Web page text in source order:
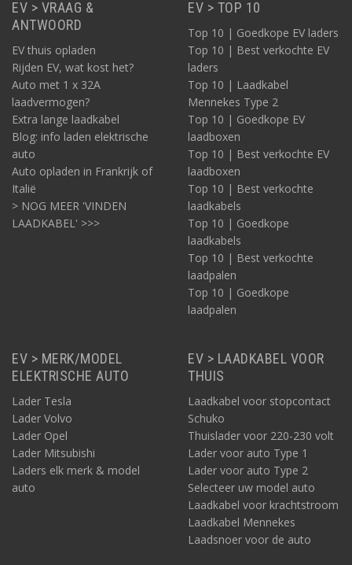
EV > VRAAG &
ANTWOORD
EV thuis opladen
Rijden EV, wat kost het?
Auto met 1 x 32A
laadvermogen?
Extra lange laadkabel
Blog: info laden elektrische
auto
Auto opladen in Frankrijk of
Italië
> NOG MEER 'VINDEN
LAADKABEL' >>>
EV > TOP 10
Top 10 | Goedkope EV laders
Top 10 | Best verkochte EV
laders
Top 10 | Laadkabel
Mennekes Type 2
Top 10 | Goedkope EV
laadboxen
Top 10 | Best verkochte EV
laadboxen
Top 10 | Best verkochte
laadkabels
Top 10 | Goedkope
laadkabels
Top 10 | Best verkochte
laadpalen
Top 10 | Goedkope
laadpalen
EV > MERK/MODEL
ELEKTRISCHE AUTO
Lader Tesla
Lader Volvo
Lader Opel
Lader Mitsubishi
Laders elk merk & model
auto
EV > LAADKABEL VOOR
THUIS
Laadkabel voor stopcontact
Schuko
Thuislader voor 220-230 volt
Lader voor auto Type 1
Lader voor auto Type 2
Selecteer uw model auto
Laadkabel voor krachtstroom
Laadkabel Mennekes
Laadsnoer voor de auto